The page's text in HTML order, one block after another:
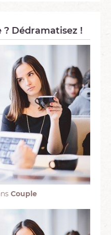
? Dédramatisez !
Couple